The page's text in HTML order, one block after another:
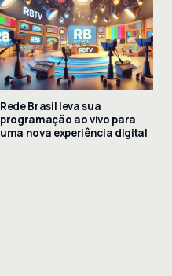
Rede Brasil leva sua
programação ao vivo para
uma nova experiência digital